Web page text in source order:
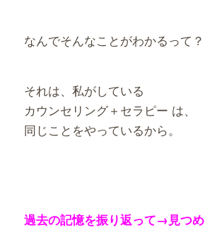
なんでそんなことがわかるって？
それは、私がしている
カウンセリング＋セラピー は、
同じことをやっているから。
過去の記憶を振り返って→見つめ